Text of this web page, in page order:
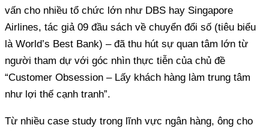
vấn cho nhiều tổ chức lớn như DBS hay Singapore
Airlines, tác giả 09 đầu sách về chuyển đổi số (tiêu biểu
là World’s Best Bank) – đã thu hút sự quan tâm lớn từ
người tham dự với góc nhìn thực tiễn của chủ đề
“Customer Obsession – Lấy khách hàng làm trung tâm
như lợi thế cạnh tranh”.
Từ nhiều case study trong lĩnh vực ngân hàng, ông cho